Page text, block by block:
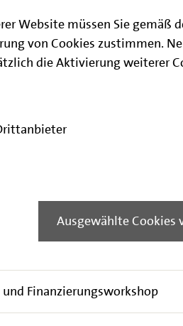
Website müssen Sie
von Cookies zustimmen.
die Aktivierung weiterer
Ausgewählte Cookies
an die Referierenden zu
kommen.
ist kostenfrei und erfordert
Finanzierungsworkshop